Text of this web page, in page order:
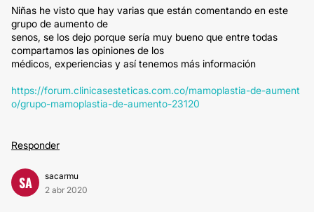
Niñas he visto que hay varias que están comentando en este
grupo de aumento de
senos, se los dejo porque sería muy bueno que entre todas
compartamos las opiniones de los
médicos, experiencias y así tenemos más información
https://forum.clinicasesteticas.com.co/mamoplastia-de-aument
o/grupo-mamoplastia-de-aumento-23120
Responder
SA
sacarmu
2 abr 2020